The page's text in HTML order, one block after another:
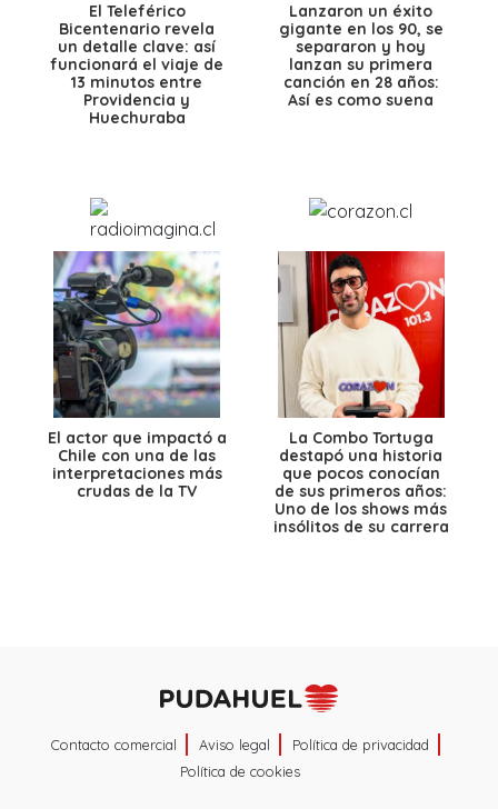
El Teleférico
Bicentenario revela
un detalle clave: así
funcionará el viaje de
13 minutos entre
Providencia y
Huechuraba
Lanzaron un éxito
gigante en los 90, se
separaron y hoy
lanzan su primera
canción en 28 años:
Así es como suena
El actor que impactó a
Chile con una de las
interpretaciones más
crudas de la TV
La Combo Tortuga
destapó una historia
que pocos conocían
de sus primeros años:
Uno de los shows más
insólitos de su carrera
Contacto comercial Aviso legal
Política de privacidad
Política de cookies